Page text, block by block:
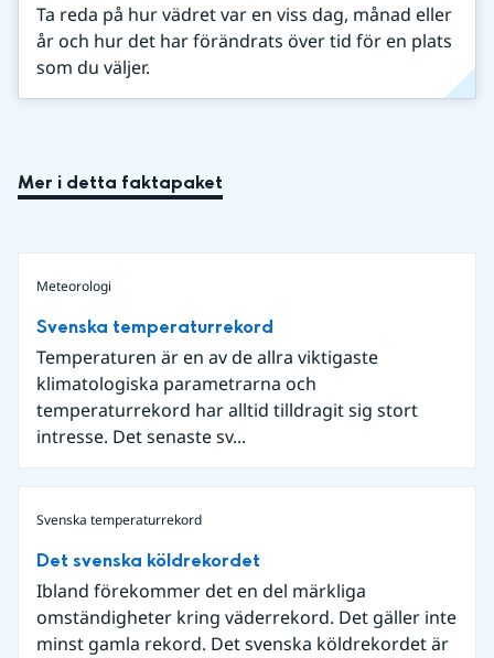
Ta reda på hur vädret var en viss dag, månad eller
år och hur det har förändrats över tid för en plats
som du väljer.
Mer i detta faktapaket
Meteorologi
Svenska temperaturrekord
Temperaturen är en av de allra viktigaste
klimatologiska parametrarna och
temperaturrekord har alltid tilldragit sig stort
intresse. Det senaste sv...
Svenska temperaturrekord
Det svenska köldrekordet
Ibland förekommer det en del märkliga
omständigheter kring väderrekord. Det gäller inte
minst gamla rekord. Det svenska köldrekordet är